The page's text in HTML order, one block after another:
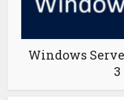
Windows